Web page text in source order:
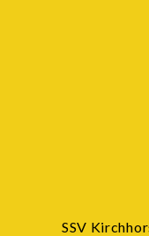
SSV